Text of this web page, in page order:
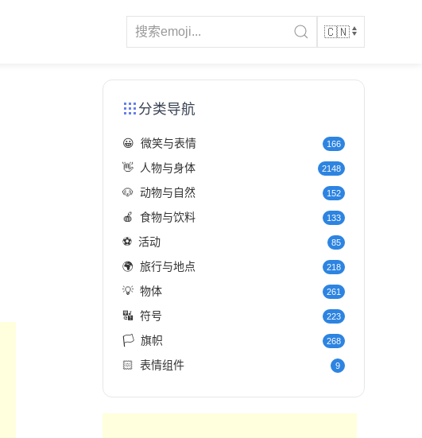
分类导航
😀 微笑与表情 166
👋 人物与身体 2148
🐶 动物与自然 152
🍎 食物与饮料 133
⚽ 活动 85
🌍 旅行与地点 218
💡 物体 261
🔣 符号 223
🏳️ 旗帜 268
🏻 表情组件 9